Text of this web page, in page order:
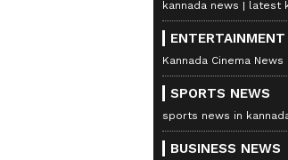
kannada news latest
Kannada Cinema News
SPORTS NEWS
sports news in
BUSINESS NEWS